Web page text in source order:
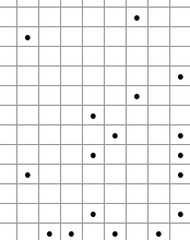
●
●
●
●
●
●
●
●
●
●
●
●
●
● ● ●
●